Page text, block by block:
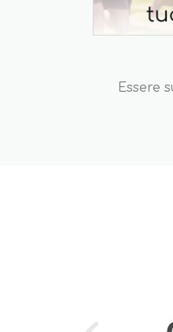
Essere